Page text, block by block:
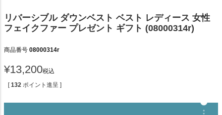
リバーシブル ダウンベスト ベスト レディース 女性
フェイクファー プレゼント ギフト (08000314r)
商品番号 08000314r
¥13,200税込
[ 132 ポイント進呈 ]